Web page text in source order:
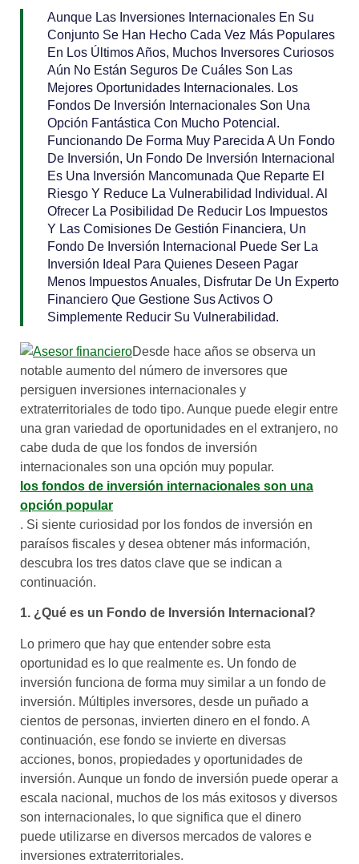
Aunque Las Inversiones Internacionales En Su
Conjunto Se Han Hecho Cada Vez Más Populares
En Los Últimos Años, Muchos Inversores Curiosos
Aún No Están Seguros De Cuáles Son Las
Mejores Oportunidades Internacionales. Los
Fondos De Inversión Internacionales Son Una
Opción Fantástica Con Mucho Potencial.
Funcionando De Forma Muy Parecida A Un Fondo
De Inversión, Un Fondo De Inversión Internacional
Es Una Inversión Mancomunada Que Reparte El
Riesgo Y Reduce La Vulnerabilidad Individual. Al
Ofrecer La Posibilidad De Reducir Los Impuestos
Y Las Comisiones De Gestión Financiera, Un
Fondo De Inversión Internacional Puede Ser La
Inversión Ideal Para Quienes Deseen Pagar
Menos Impuestos Anuales, Disfrutar De Un Experto
Financiero Que Gestione Sus Activos O
Simplemente Reducir Su Vulnerabilidad.
Desde hace años se observa un
notable aumento del número de inversores que
persiguen inversiones internacionales y
extraterritoriales de todo tipo. Aunque puede elegir entre
una gran variedad de oportunidades en el extranjero, no
cabe duda de que los fondos de inversión
internacionales son una opción muy popular.
los fondos de inversión internacionales son una
opción popular
. Si siente curiosidad por los fondos de inversión en
paraísos fiscales y desea obtener más información,
descubra los tres datos clave que se indican a
continuación.
1. ¿Qué es un Fondo de Inversión Internacional?
Lo primero que hay que entender sobre esta
oportunidad es lo que realmente es. Un fondo de
inversión funciona de forma muy similar a un fondo de
inversión. Múltiples inversores, desde un puñado a
cientos de personas, invierten dinero en el fondo. A
continuación, ese fondo se invierte en diversas
acciones, bonos, propiedades y oportunidades de
inversión. Aunque un fondo de inversión puede operar a
escala nacional, muchos de los más exitosos y diversos
son internacionales, lo que significa que el dinero
puede utilizarse en diversos mercados de valores e
inversiones extraterritoriales.